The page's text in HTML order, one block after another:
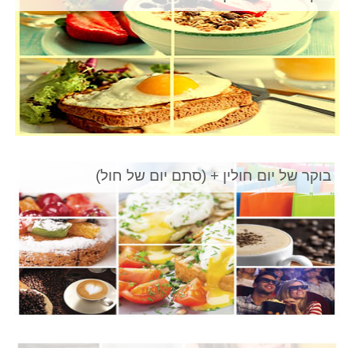
בוקר של יום חולין + (סתם יום של חול)